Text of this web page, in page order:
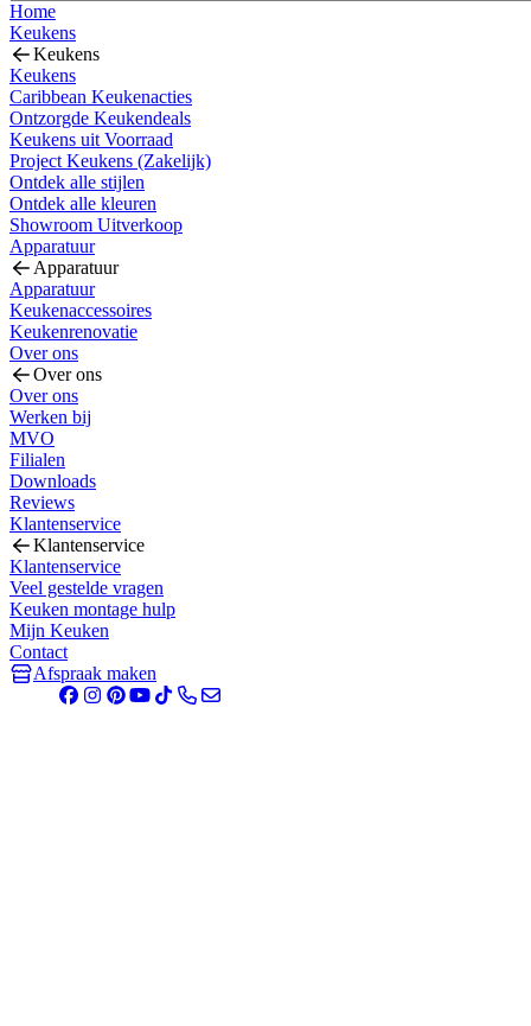
Home
Keukens
Keukens
Keukens
Caribbean Keukenacties
Ontzorgde Keukendeals
Keukens uit Voorraad
Project Keukens (Zakelijk)
Ontdek alle stijlen
Ontdek alle kleuren
Showroom Uitverkoop
Apparatuur
Apparatuur
Apparatuur
Keukenaccessoires
Keukenrenovatie
Over ons
Over ons
Over ons
Werken bij
MVO
Filialen
Downloads
Reviews
Klantenservice
Klantenservice
Klantenservice
Veel gestelde vragen
Keuken montage hulp
Mijn Keuken
Contact
Afspraak maken